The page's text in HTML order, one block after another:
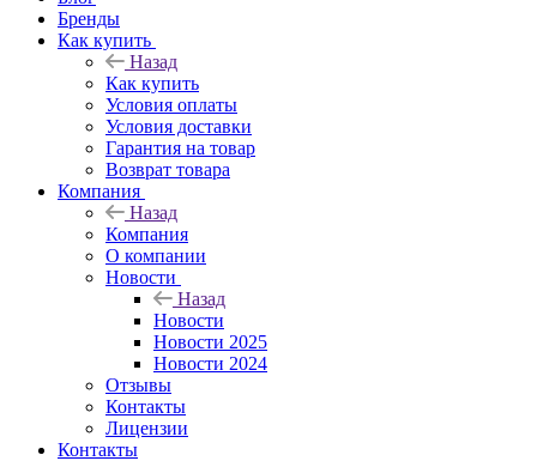
Бренды
Как купить
Назад
Как купить
Условия оплаты
Условия доставки
Гарантия на товар
Возврат товара
Компания
Назад
Компания
О компании
Новости
Назад
Новости
Новости 2025
Новости 2024
Отзывы
Контакты
Лицензии
Контакты